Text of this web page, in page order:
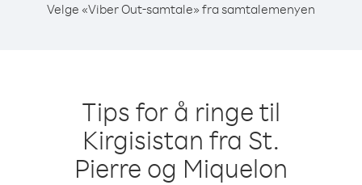
Velge «Viber Out-samtale» fra samtalemenyen
Tips for å ringe til
Kirgisistan fra St.
Pierre og Miquelon